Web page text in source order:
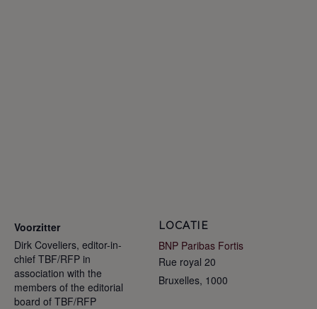
LOCATIE
BNP Paribas Fortis
Rue royal 20
Bruxelles, 1000
Voorzitter
Dirk Coveliers, editor-in-
chief TBF/RFP in
association with the
members of the editorial
board of TBF/RFP